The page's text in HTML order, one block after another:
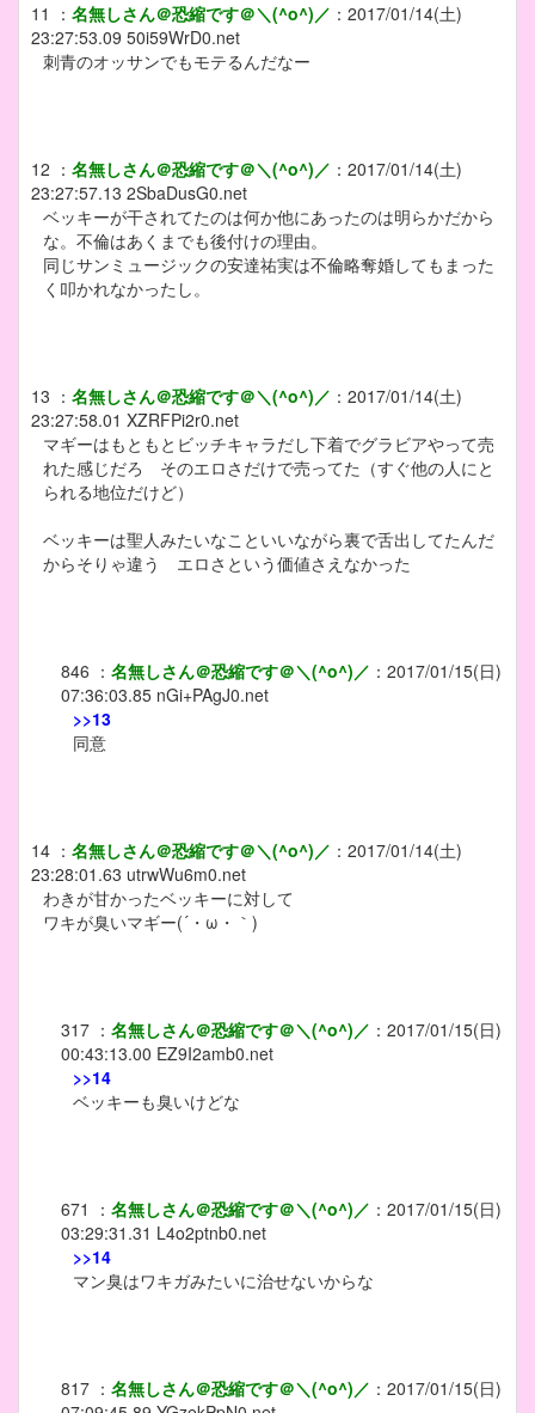
11 ： 名無しさん＠恐縮です＠＼(^o^)／ ： 2017/01/14(土)
23:27:53.09 50i59WrD0.net
刺青のオッサンでもモテるんだなー
12 ： 名無しさん＠恐縮です＠＼(^o^)／ ： 2017/01/14(土)
23:27:57.13 2SbaDusG0.net
ベッキーが干されてたのは何か他にあったのは明らかだから
な。不倫はあくまでも後付けの理由。
同じサンミュージックの安達祐実は不倫略奪婚してもまった
く叩かれなかったし。
13 ： 名無しさん＠恐縮です＠＼(^o^)／ ： 2017/01/14(土)
23:27:58.01 XZRFPi2r0.net
マギーはもともとビッチキャラだし下着でグラビアやって売
れた感じだろ そのエロさだけで売ってた（すぐ他の人にと
られる地位だけど）
ベッキーは聖人みたいなこといいながら裏で舌出してたんだ
からそりゃ違う エロさという価値さえなかった
846 ： 名無しさん＠恐縮です＠＼(^o^)／ ： 2017/01/15(日)
07:36:03.85 nGi+PAgJ0.net
>>13
同意
14 ： 名無しさん＠恐縮です＠＼(^o^)／ ： 2017/01/14(土)
23:28:01.63 utrwWu6m0.net
わきが甘かったベッキーに対して
ワキが臭いマギー(´・ω・｀)
317 ： 名無しさん＠恐縮です＠＼(^o^)／ ： 2017/01/15(日)
00:43:13.00 EZ9I2amb0.net
>>14
ベッキーも臭いけどな
671 ： 名無しさん＠恐縮です＠＼(^o^)／ ： 2017/01/15(日)
03:29:31.31 L4o2ptnb0.net
>>14
マン臭はワキガみたいに治せないからな
817 ： 名無しさん＠恐縮です＠＼(^o^)／ ： 2017/01/15(日)